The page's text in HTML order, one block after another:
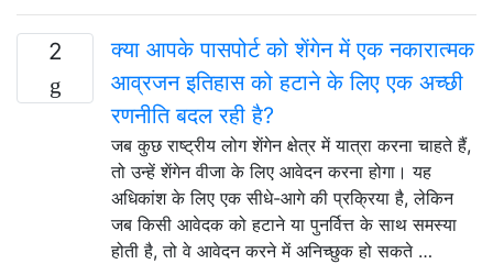
2
क्या आपके पासपोर्ट को शेंगेन में एक नकारात्मक
आव्रजन इतिहास को हटाने के लिए एक अच्छी
रणनीति बदल रही है?
जब कुछ राष्ट्रीय लोग शेंगेन क्षेत्र में यात्रा करना चाहते हैं,
तो उन्हें शेंगेन वीजा के लिए आवेदन करना होगा। यह
अधिकांश के लिए एक सीधे-आगे की प्रक्रिया है, लेकिन
जब किसी आवेदक को हटाने या पुनर्वित्त के साथ समस्या
होती है, तो वे आवेदन करने में अनिच्छुक हो सकते …